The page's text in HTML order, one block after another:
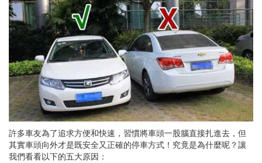
許多車友為了追求方便和快速，習慣將車頭一股腦直接扎進去，但
其實車頭向外才是既安全又正確的停車方式！究竟是為什麼呢？讓
我們看看以下的五大原因：